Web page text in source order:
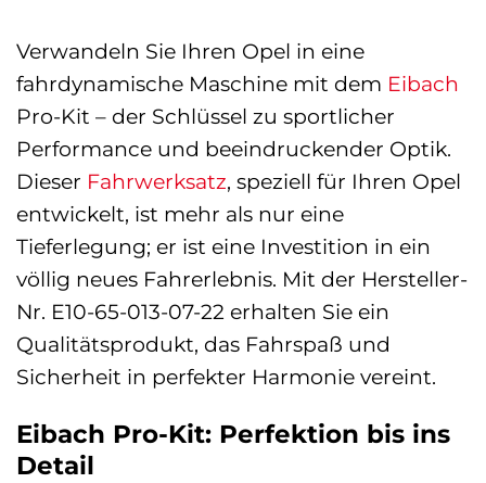
Verwandeln Sie Ihren Opel in eine
fahrdynamische Maschine mit dem Eibach
Pro-Kit – der Schlüssel zu sportlicher
Performance und beeindruckender Optik.
Dieser Fahrwerksatz, speziell für Ihren Opel
entwickelt, ist mehr als nur eine
Tieferlegung; er ist eine Investition in ein
völlig neues Fahrerlebnis. Mit der Hersteller-
Nr. E10-65-013-07-22 erhalten Sie ein
Qualitätsprodukt, das Fahrspaß und
Sicherheit in perfekter Harmonie vereint.
Eibach Pro-Kit: Perfektion bis ins
Detail